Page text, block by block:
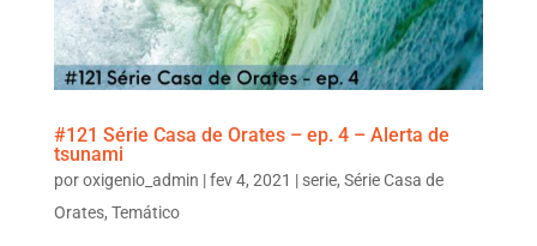
#121 Série Casa de Orates – ep. 4 – Alerta de
tsunami
poroxigenio_admin |fev 4, 2021 | serie, Série Casa de
Orates, Temático